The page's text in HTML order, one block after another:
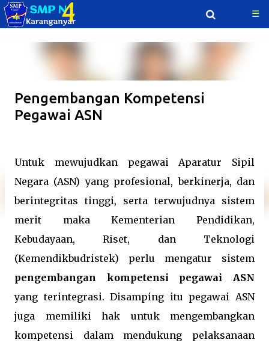
☰
Pengembangan Kompetensi
Pegawai ASN
Untuk mewujudkan pegawai Aparatur Sipil
Negara (ASN) yang profesional, berkinerja, dan
berintegritas tinggi, serta terwujudnya sistem
merit maka Kementerian Pendidikan,
Kebudayaan, Riset, dan Teknologi
(Kemendikbudristek) perlu mengatur sistem
pengembangan kompetensi pegawai ASN
yang terintegrasi. Disamping itu pegawai ASN
juga memiliki hak untuk mengembangkan
kompetensi dalam mendukung pelaksanaan